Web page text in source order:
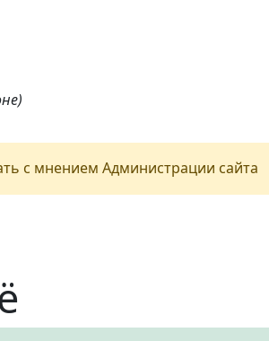
с мнением Администрации сайта